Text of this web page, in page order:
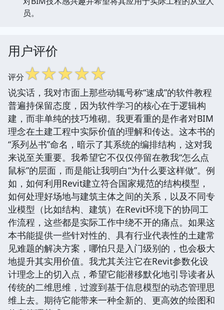
员。
用户评价
评分☆☆☆☆☆
说实话，我对市面上那些动辄号称“速成”的软件教程
普遍持保留态度，因为软件学习的核心在于逻辑构
建，而非单纯的技巧堆砌。我更看重的是作者对BIM
理念在土建工程中实际价值的理解和传达。这本书的
“系列丛书”命名，暗示了其系统的编排结构，这对我
来说至关重要。我希望它不仅仅停留在教我“怎么点
鼠标”的层面，而是能让我明白“为什么要这样做”。例
如，如何利用Revit建立符合国家规范的结构模型，
如何处理好场地与建筑主体之间的关系，以及不同专
业模型（比如结构、建筑）在Revit环境下的协同工
作流程，这些都是实际工作中绕不开的痛点。如果这
本书能提供一些针对性的、具有行业代表性的土建常
见难题的解决方案，哪怕只是入门级别的，也会极大
地提升其实用价值。我尤其关注它在Revit参数化设
计理念上的切入点，希望它能潜移默化地引导读者从
传统的二维思维，过渡到基于信息模型的动态管理思
维上去。期待它能带来一种全新的、更高效的绘图和